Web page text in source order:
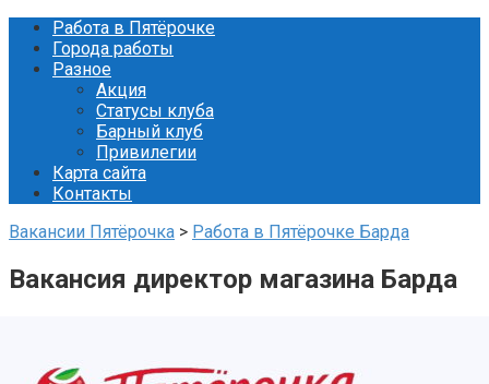
Перейти
контенту
Работа в Пятёрочке
Города работы
Разное
Акция
Статусы клуба
Барный клуб
Привилегии
Карта сайта
Контакты
Вакансии Пятёрочка > Работа в Пятёрочке Барда
Вакансия директор магазина Барда